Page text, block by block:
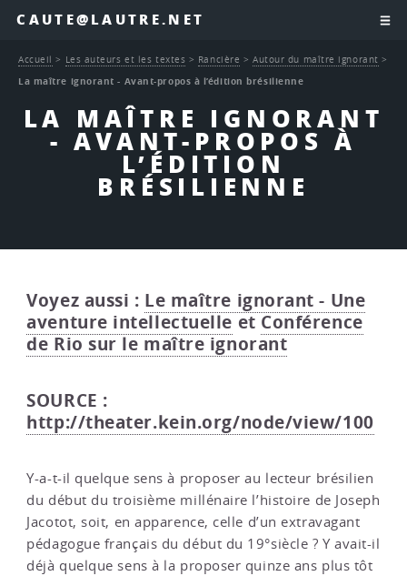
CAUTE@LAUTRE.NET
LA MAÎTRE IGNORANT
- AVANT-PROPOS À
L’ÉDITION
BRÉSILIENNE
Accueil > Les auteurs et les textes > Rancière > Autour du maître ignorant >
La maître ignorant - Avant-propos à l’édition brésilienne
Voyez aussi : Le maître ignorant - Une
aventure intellectuelle et Conférence
de Rio sur le maître ignorant
SOURCE :
http://theater.kein.org/node/view/100
Y-a-t-il quelque sens à proposer au lecteur brésilien
du début du troisième millénaire l’histoire de Joseph
Jacotot, soit, en apparence, celle d’un extravagant
pédagogue français du début du 19°siècle ? Y avait-il
déjà quelque sens à la proposer quinze ans plus tôt